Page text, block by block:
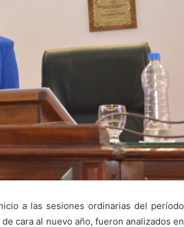
a las sesiones ordinarias del período
cara al nuevo año, fueron analizados en